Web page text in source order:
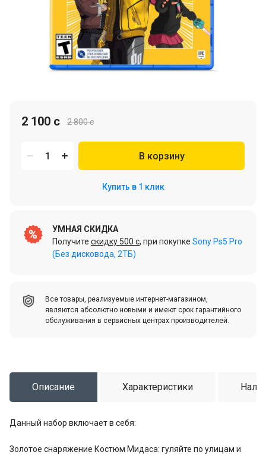
2 800 c
2 100 c
В корзину
Купить в 1 клик
УМНАЯ СКИДКА
Получите скидку 500 c, при покупке Sony Ps5 Pro
(Без дисковода, 2ТБ)
Все товары, реализуемые интернет-магазином,
являются абсолютно новыми и имеют срок гарантийного
обслуживания в сервисных центрах производителей.
Описание Характеристики
Данный набор включает в себя:
Золотое снаряжение Костюм Мидаса: гуляйте по улицам и